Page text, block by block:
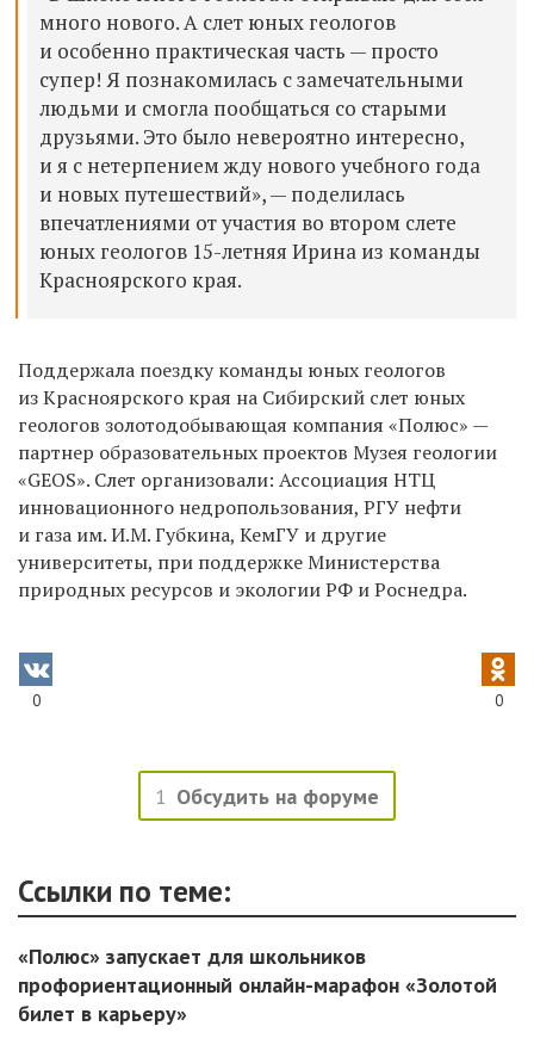
много нового. А слет юных геологов
и особенно практическая часть — просто
супер! Я познакомилась с замечательными
людьми и смогла пообщаться со старыми
друзьями. Это было невероятно интересно,
и я с нетерпением жду нового учебного года
и новых путешествий», — поделилась
впечатлениями от участия во втором слете
юных геологов 15-летняя Ирина из команды
Красноярского края.
Поддержала поездку команды юных геологов
из Красноярского края на Сибирский слет юных
геологов золотодобывающая компания «Полюс» —
партнер образовательных проектов Музея геологии
«GEOS». Слет организовали: Ассоциация НТЦ
инновационного недропользования, РГУ нефти
и газа им. И.М. Губкина, КемГУ и другие
университеты, при поддержке Министерства
природных ресурсов и экологии РФ и Роснедра.
0 0
1 Обсудить на форуме
Ссылки по теме:
«Полюс» запускает для школьников
профориентационный онлайн-марафон «Золотой
билет в карьеру»